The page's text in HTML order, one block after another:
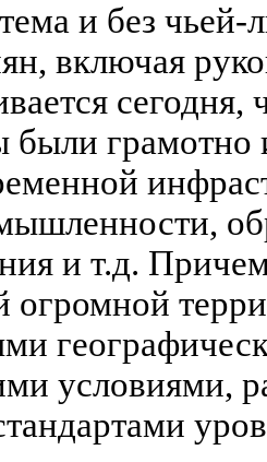
и без чьей-
включая
были грамотно
и т.д.
огромной
условиями,